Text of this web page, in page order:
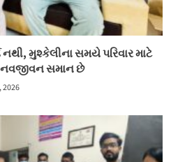
નથી, મુશ્કેલીના સમયે પરિવાર માટે
નવજીવન સમાન છે
2026